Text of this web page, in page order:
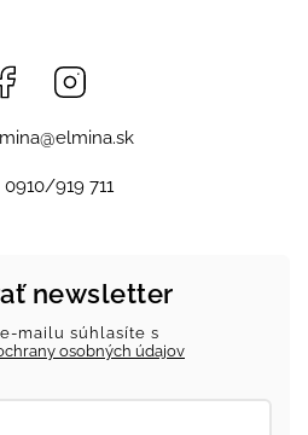
Facebook
@elmina.sk
0910/919 711
newsletter
mailu súhlasíte s
osobných údajov